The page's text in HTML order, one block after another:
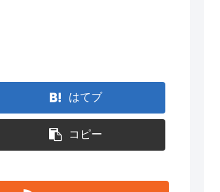
はてブ
コピー